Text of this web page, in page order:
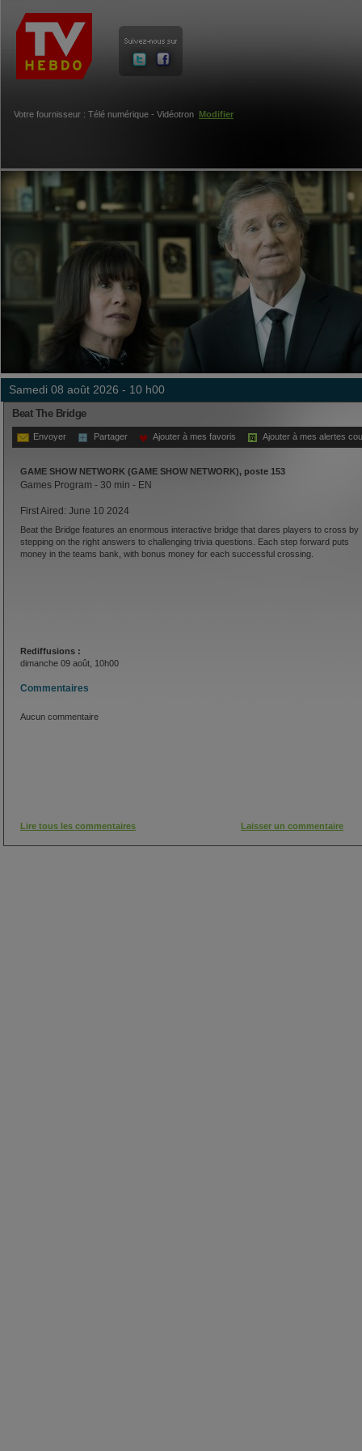
Votre fournisseur : Télé numérique - Vidéotron Modifier
samedi 08 août 2026 - 10 h00
Beat The Bridge
Envoyer Partager Ajouter à mes favoris Ajouter à mes alertes
GAME SHOW NETWORK (GAME SHOW NETWORK), poste 153
Games Program - 30 min - EN
First Aired: June 10 2024
Beat the Bridge features an enormous interactive bridge that dares players to cross by
stepping on the right answers to challenging trivia questions. Each step forward puts
money in the teams bank, with bonus money for each successful crossing.
Rediffusions :
dimanche 09 août, 10h00
Commentaires
Aucun commentaire
Lire tous les commentaires Laisser un commentaire